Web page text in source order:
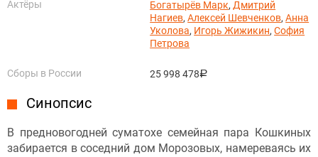
Актёры
Богатырёв Марк, Дмитрий
Нагиев,Алексей Шевченков,Анна
Уколова, Игорь Жижикин,София
Петрова
Сборы в России 25 998 478руб.
Синопсис
В предновогодней суматохе семейная пара Кошкиных
забирается в соседний дом Морозовых, намереваясь их